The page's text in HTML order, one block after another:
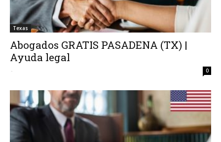
Texas
Abogados GRATIS PASADENA (TX) |
Ayuda legal
- 0